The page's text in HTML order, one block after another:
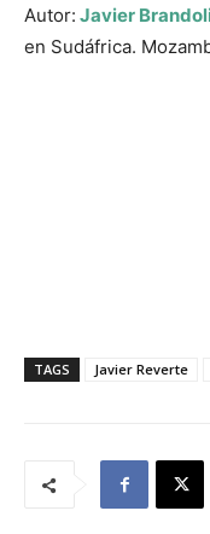
Autor: Javier
en Sudáfrica.
TAGS Javier Reverte